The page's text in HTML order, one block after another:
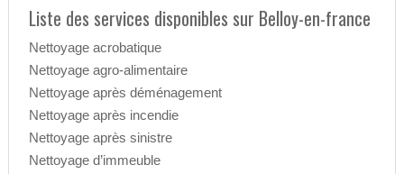
Liste des services disponibles sur Belloy-en-france
Nettoyage acrobatique
Nettoyage agro-alimentaire
Nettoyage après déménagement
Nettoyage après incendie
Nettoyage après sinistre
Nettoyage d’immeuble